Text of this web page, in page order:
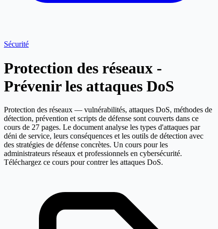
Sécurité
Protection des réseaux -
Prévenir les attaques DoS
Protection des réseaux — vulnérabilités, attaques DoS, méthodes de
détection, prévention et scripts de défense sont couverts dans ce
cours de 27 pages. Le document analyse les types d'attaques par
déni de service, leurs conséquences et les outils de détection avec
des stratégies de défense concrètes. Un cours pour les
administrateurs réseaux et professionnels en cybersécurité.
Téléchargez ce cours pour contrer les attaques DoS.